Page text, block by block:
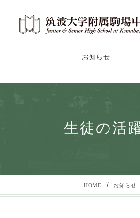
お知らせ
生徒の活
HOME / お知らせ